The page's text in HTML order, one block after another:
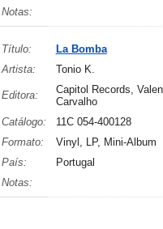
Notas:
Título:
La Bomba
Artista:
Tonio K.
Editora:
Capitol Records,
Carvalho
Catálogo:
11C 054-400128
Formato:
Vinyl, LP, Mini-Album
País:
Portugal
Notas: